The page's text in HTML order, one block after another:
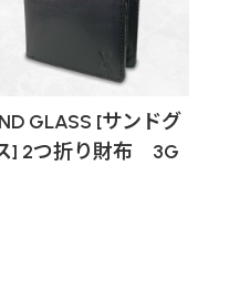
GLASS [サンドグ
] 2つ折り財布 3G